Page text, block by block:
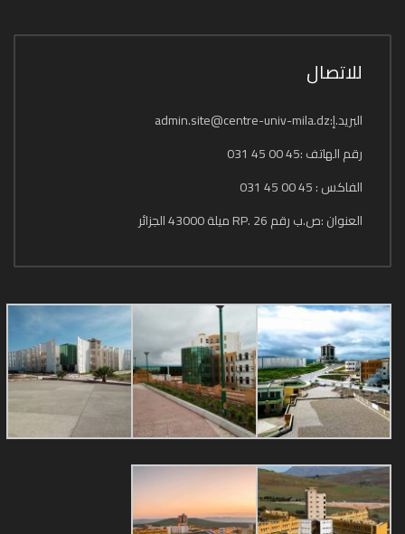
للاتصال
البريد.إ:admin.site@centre-univ-mila.dz
رقم الهاتف :45 00 45 031
الفاكس : 45 00 45 031
العنوان :ص.ب رقم 26 .RP ميلة 43000 الجزائر